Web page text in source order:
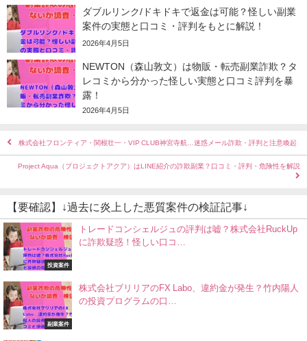
ダブルリンク/ドキドキで返金は可能？怪しい副業
案件の実態と口コミ・評判をもとに解説！
2026年4月5日
NEWTON（森山敦文）は物販・転売副業詐欺？タ
レコミから分かった怪しい実態と口コミ評判を暴
露！
2026年4月5日
株式会社フロンティア・関根壮一・VIP CLUB神宮寺航…迷惑メール詐欺・評判と注意喚起
Project Aqua（プロジェクトアクア）はLINE紹介の詐欺副業？口コミ・評判・危険性を解説
【要確認】↓過去に炎上した悪質案件の検証記事↓
投資案件
トレードコンシェルジュの評判は嘘？株式会社RuckUp
に詐欺疑惑！怪しい口コ…
副業案件
株式会社ブリリアのFX Labo、違約金が発生？竹内陽人
の投資プログラムの口…